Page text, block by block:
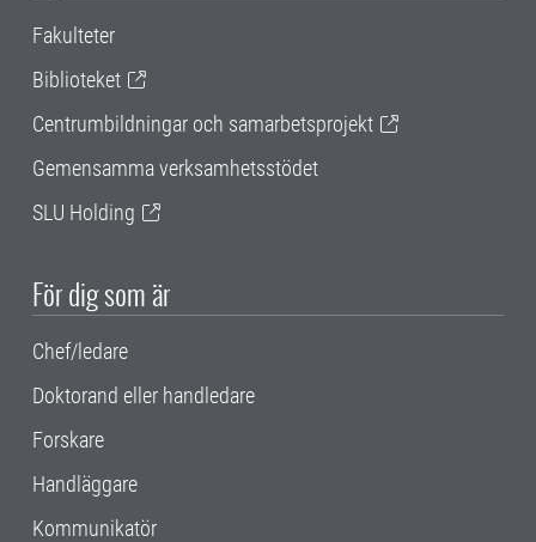
Fakulteter
Biblioteket
Centrumbildningar och samarbetsprojekt
Gemensamma verksamhetsstödet
SLU Holding
För dig som är
Chef/ledare
Doktorand eller handledare
Forskare
Handläggare
Kommunikatör